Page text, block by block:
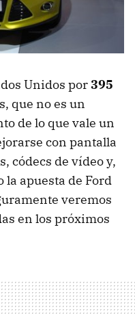
Unidos por395
que no es un
de lo que vale un
con pantalla
códecs de vídeo y,
la apuesta de Ford
veremos
en los próximos